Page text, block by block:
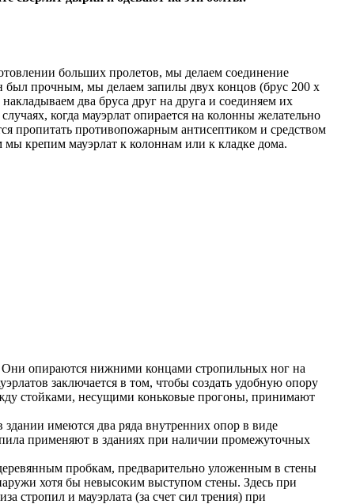
больших пролетов, мы делаем соединение
был прочным, мы делаем запилы двух концов (брус 200 х
два бруса друг на друга и соединяем их
когда мауэрлат опирается на колонны желательно
пропитать противопожарным антисептиком и средством
крепим мауэрлат к колоннам или к кладке дома.
Они опираются нижними концами стропильных ног на
заключается в том, чтобы создать удобную опору
стойками, несущими коньковые прогоны, принимают
имеются два ряда внутренних опор в виде
применяют в зданиях при наличии промежуточных
пробкам, предварительно уложенным в стены
хотя бы невысоким выступом стены. Здесь при
стропил и мауэрлата (за счет сил трения) при